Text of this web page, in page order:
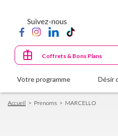
principal
Suivez-nous
Coffrets & Bons Plans
Votre programme Désir
Fil
d'Ariane
Accueil Prenoms MARCELLO